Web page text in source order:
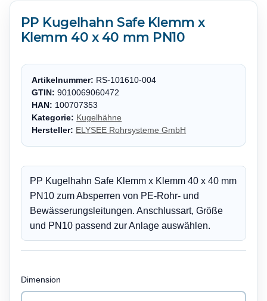
PP Kugelhahn Safe Klemm x
Klemm 40 x 40 mm PN10
Artikelnummer: RS-101610-004
GTIN: 9010069060472
HAN: 100707353
Kategorie: Kugelhähne
Hersteller: ELYSEE Rohrsysteme GmbH
PP Kugelhahn Safe Klemm x Klemm 40 x 40 mm
PN10 zum Absperren von PE-Rohr- und
Bewässerungsleitungen. Anschlussart, Größe
und PN10 passend zur Anlage auswählen.
Dimension